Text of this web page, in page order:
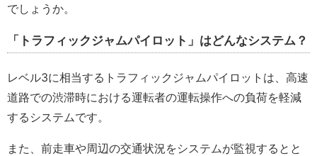
でしょうか。
「トラフィックジャムパイロット」はどんなシステム？
レベル3に相当するトラフィックジャムパイロットは、高速
道路での渋滞時における運転者の運転操作への負荷を軽減
するシステムです。
また、前走車や周辺の交通状況をシステムが監視するとと